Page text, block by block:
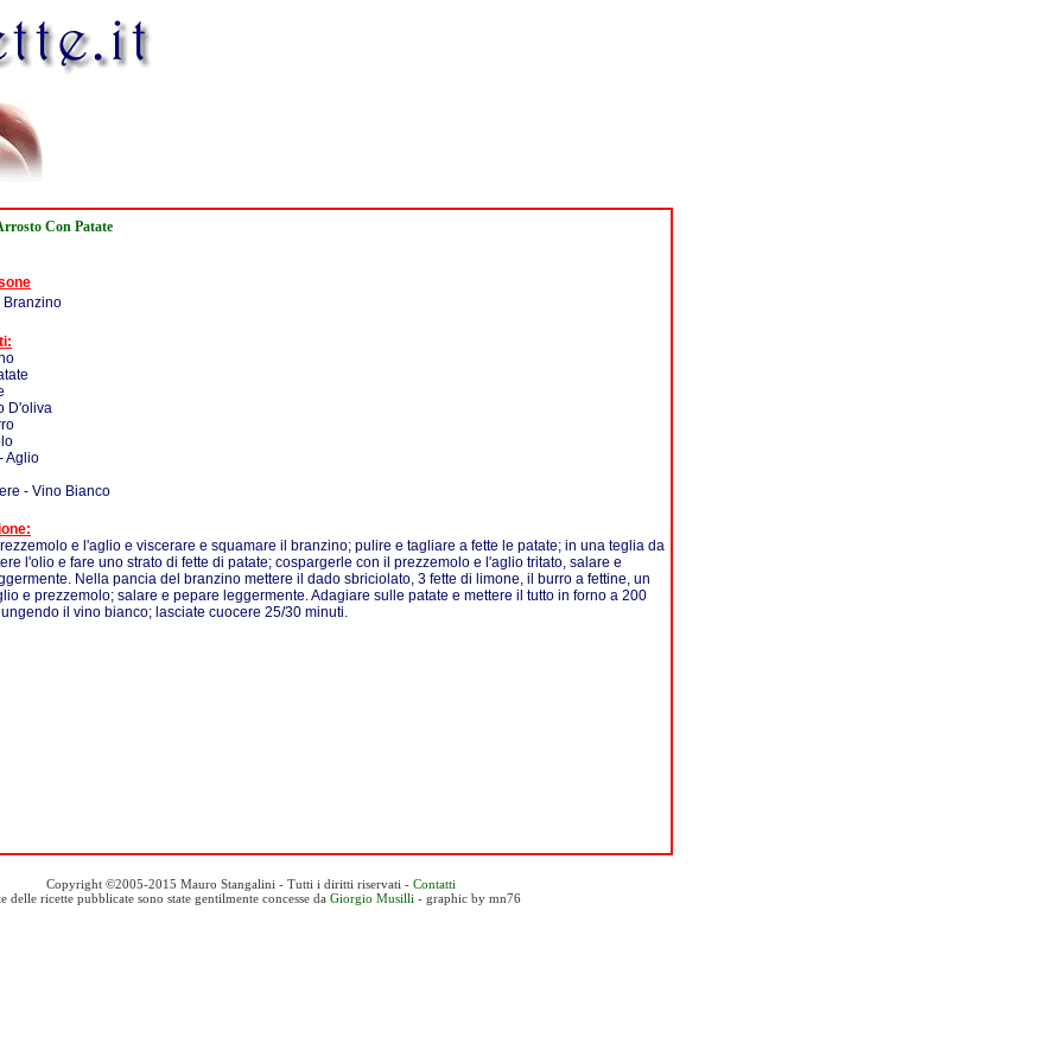
Con Patate
Branzino
D'oliva
Aglio
- Vino Bianco
e l'aglio e viscerare e squamare il branzino; pulire e tagliare a fette le patate; in una teglia da
l'olio e fare uno strato di fette di patate; cospargerle con il prezzemolo e l'aglio tritato, salare e
Nella pancia del branzino mettere il dado sbriciolato, 3 fette di limone, il burro a fettine, un
e prezzemolo; salare e pepare leggermente. Adagiare sulle patate e mettere il tutto in forno a 200
il vino bianco; lasciate cuocere 25/30 minuti.
Copyright ©2005-2015 Mauro Stangalini - Tutti i diritti riservati - Contatti
delle ricette pubblicate sono state gentilmente concesse da Giorgio Musilli - graphic by mn76